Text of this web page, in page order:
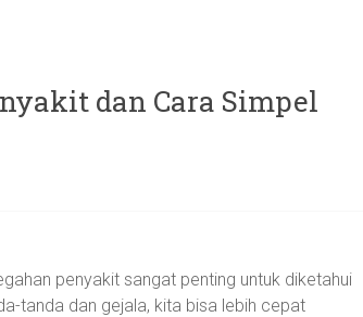
dan Cara Simpel
penyakit sangat penting untuk diketahui
tanda dan gejala, kita bisa lebih cepat